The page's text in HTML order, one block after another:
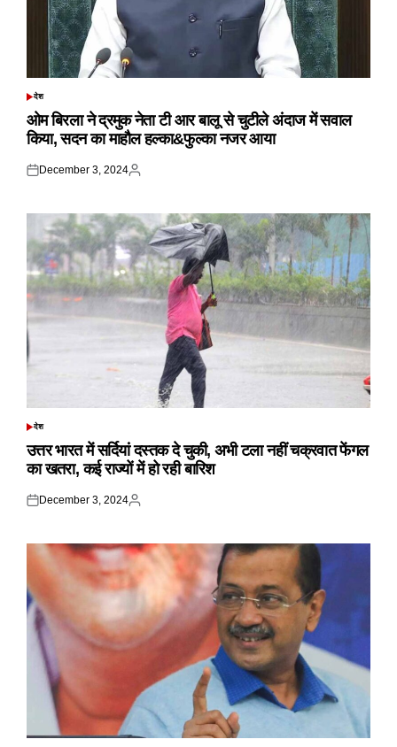
POSTED
देश
ओम बिरला ने द्रमुक नेता टी आर बालू से चुटीले अंदाज में सवाल
किया, सदन का माहौल हल्का&फुल्का नजर आया
Posted
December 3, 2024
Posted
POSTED
देश
उत्तर भारत में सर्दियां दस्तक दे चुकी, अभी टला नहीं चक्रवात फेंगल
का खतरा, कई राज्यों में हो रही बारिश
Posted
December 3, 2024
Posted